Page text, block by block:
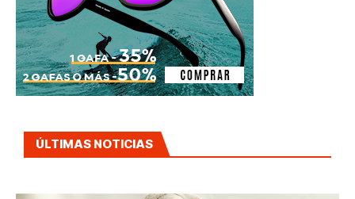
ÚLTIMAS NOTICIAS